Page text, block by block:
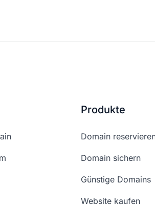
Produkte
Domain
Domain sichern
Günstige Domains
Website kaufen